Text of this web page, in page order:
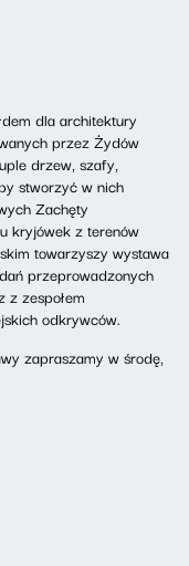
dla architektury
przez Żydów
drzew, szafy,
stworzyć w nich
Zachęty
kryjówek z terenów
towarzyszy wystawa
przeprowadzonych
z zespołem
odkrywców.
zapraszamy w środę,